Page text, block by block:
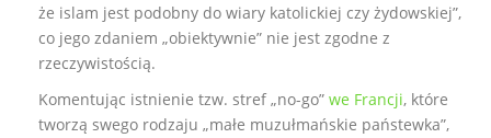
że islam jest podobny do wiary katolickiej czy żydowskiej”,
co jego zdaniem „obiektywnie” nie jest zgodne z
rzeczywistością.
Komentując istnienie tzw. stref „no-go” we Francji, które
tworzą swego rodzaju „małe muzułmańskie państewka”,